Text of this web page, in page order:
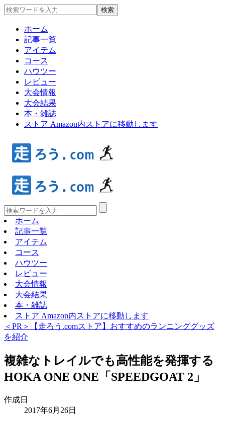
ホーム
記事一覧
アイテム
コース
ハウツー
レビュー
大会情報
大会結果
本・雑誌
ストア Amazon内ストアに移動します
ホーム
記事一覧
アイテム
コース
ハウツー
レビュー
大会情報
大会結果
本・雑誌
ストア Amazon内ストアに移動します
＜PR＞【走ろう.comストア】おすすめのランニンググッズ
を紹介
複雑なトレイルでも高性能を発揮する
HOKA ONE ONE「SPEEDGOAT 2」
作成日
2017年6月26日